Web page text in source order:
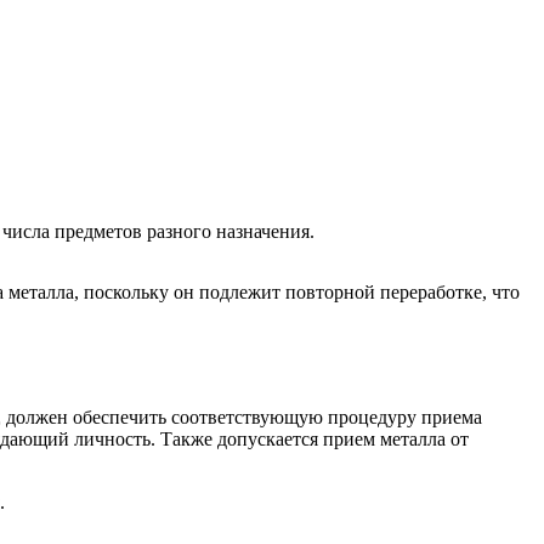
предметов разного назначения.
поскольку он подлежит повторной переработке, что
обеспечить соответствующую процедуру приема
личность. Также допускается прием металла от